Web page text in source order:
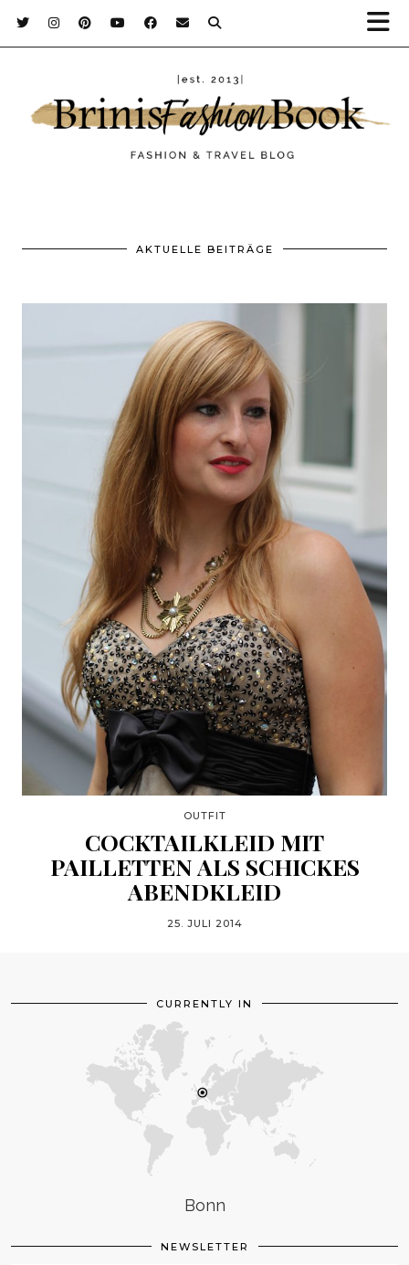
AKTUELLE BEITRÄGE
OUTFIT
COCKTAILKLEID MIT
PAILLETTEN ALS SCHICKES
ABENDKLEID
25. JULI 2014
CURRENTLY IN
Bonn
NEWSLETTER